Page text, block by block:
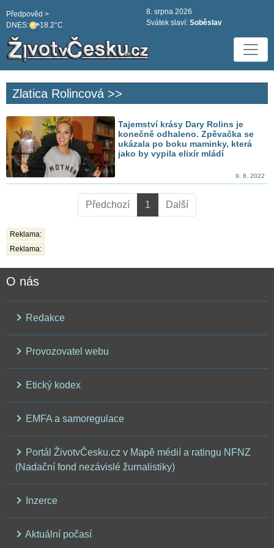
DNES: 18.2°C
Předpověd >
8. srpna 2026
Svátek slaví: Soběslav
Zlatica Rolincová >>
Tajemství krásy Dary Rolins je
konečně odhaleno. Zpěvačka se
ukázala po boku maminky, která
jako by vypila elixír mládí
9. 8. 2022
Předchozí 1 Další
Reklama:
Reklama:
O nás
Redakce
Provozovatel webu
Etický kodex
EMFA a samoregulace
Portál ŽivotvČesku.cz v Mapě médií a ratingu NFNZ
(Nadační fond nezávislé žurnalistiky)
Inzerce
Aktuální počasí